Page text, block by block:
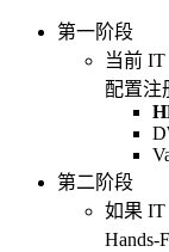
第一阶段
当前
配置注
第二阶段
如果 IT
Hands-